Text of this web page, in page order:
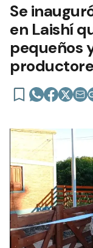
Se
en Laishí
pequeños